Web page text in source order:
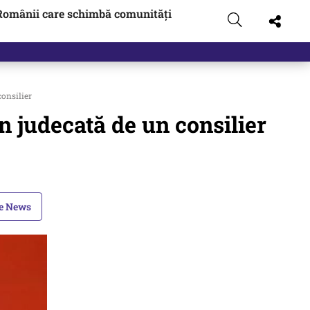
care schimbă comunități
judecată de un consilier
News